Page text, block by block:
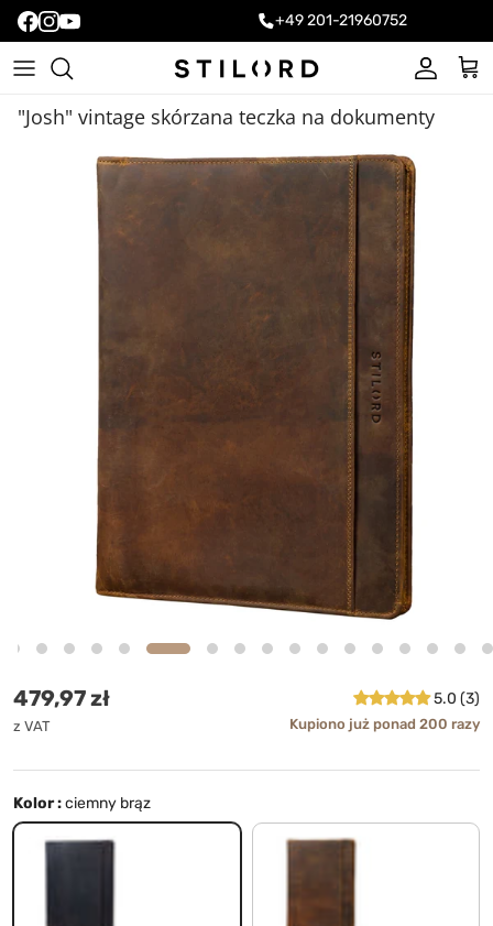
+49 201-21960752
Konto
"Josh" vintage skórzana teczka na dokumenty
Cena standardowa
479,97 zł
z VAT
5.0 (3)
Kupiono już ponad 200 razy
Kolor :ciemny brąz